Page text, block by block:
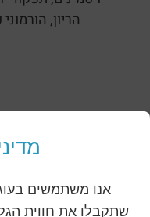
הריון,
שתקבלו את חווית